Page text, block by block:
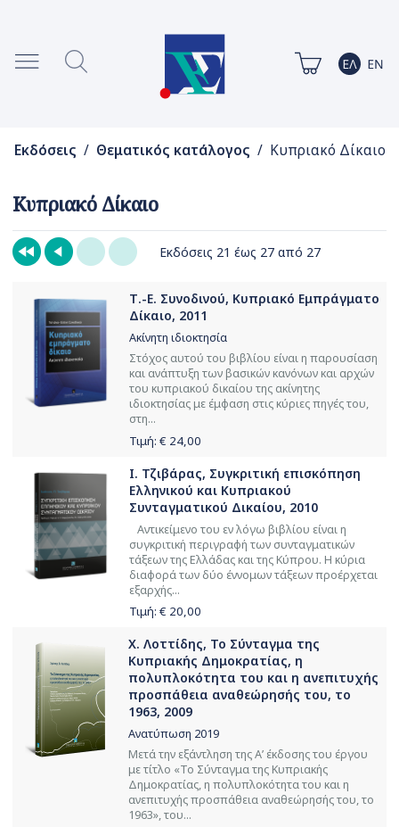
Εκδόσεις / Θεματικός κατάλογος / Κυπριακό Δίκαιο
Κυπριακό Δίκαιο
Εκδόσεις 21 έως 27 από 27
Τ.-Ε. Συνοδινού, Κυπριακό Εμπράγματο
Δίκαιο, 2011
Ακίνητη ιδιοκτησία
Στόχος αυτού του βιβλίου είναι η παρουσίαση
και ανάπτυξη των βασικών κανόνων και αρχών
του κυπριακού δικαίου της ακίνητης
ιδιοκτησίας με έμφαση στις κύριες πηγές του,
στη...
Τιμή: € 24,00
Ι. Τζιβάρας, Συγκριτική επισκόπηση
Ελληνικού και Κυπριακού
Συνταγματικού Δικαίου, 2010
Αντικείμενο του εν λόγω βιβλίου είναι η
συγκριτική περιγραφή των συνταγματικών
τάξεων της Ελλάδας και της Κύπρου. Η κύρια
διαφορά των δύο έννομων τάξεων προέρχεται
εξαρχής...
Τιμή: € 20,00
Χ. Λοττίδης, Το Σύνταγμα της
Κυπριακής Δημοκρατίας, η
πολυπλοκότητα του και η ανεπιτυχής
προσπάθεια αναθεώρησής του, τo
1963, 2009
Ανατύπωση 2019
Μετά την εξάντληση της Α’ έκδοσης του έργου
με τίτλο «Το Σύνταγμα της Κυπριακής
Δημοκρατίας, η πολυπλοκότητα του και η
ανεπιτυχής προσπάθεια αναθεώρησής του, τo
1963», του...